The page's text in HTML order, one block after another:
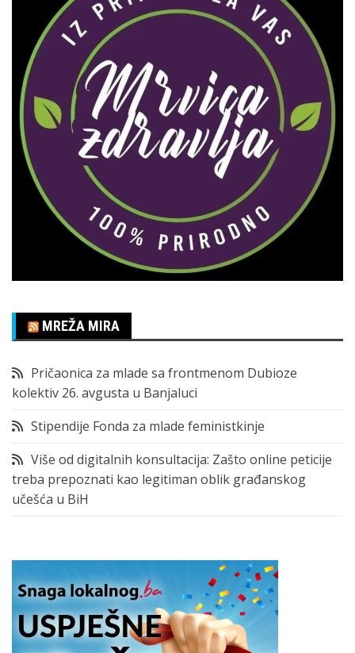
MREŽA MIRA
Pričaonica za mlade sa frontmenom Dubioze
kolektiv 26. avgusta u Banjaluci
Stipendije Fonda za mlade feministkinje
Više od digitalnih konsultacija: Zašto online peticije
treba prepoznati kao legitiman oblik građanskog
učešća u BiH